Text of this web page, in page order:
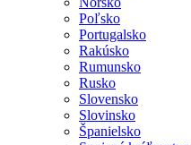
Poľsko
Portugalsko
Rakúsko
Rumunsko
Rusko
Slovensko
Slovinsko
Španielsko